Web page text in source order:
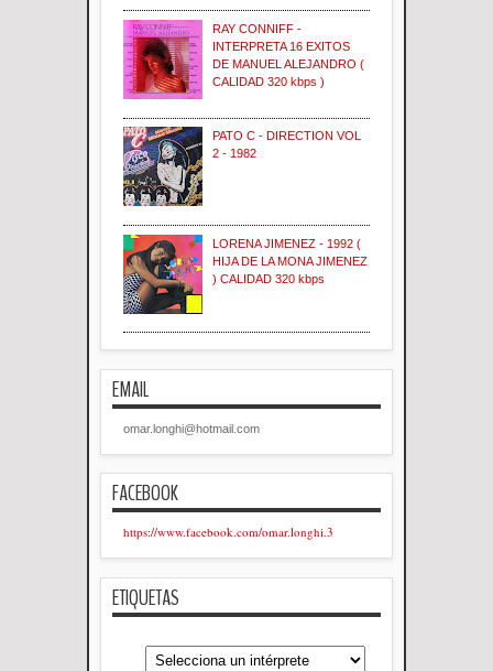
RAY CONNIFF -
INTERPRETA 16 EXITOS
DE MANUEL ALEJANDRO (
CALIDAD 320 kbps )
PATO C - DIRECTION VOL
2 - 1982
LORENA JIMENEZ - 1992 (
HIJA DE LA MONA JIMENEZ
) CALIDAD 320 kbps
EMAIL
omar.longhi@hotmail.com
FACEBOOK
https://www.facebook.com/omar.longhi.3
ETIQUETAS